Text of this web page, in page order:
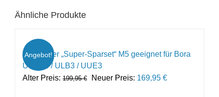
Ähnliche Produkte
Angebot!
Ersatzfilter „Super-Sparset“ M5 geeignet für Bora
UUEF3 / ULB3 / UUE3
Alter Preis: 199,95€
Ursprünglicher
Neuer Preis: 169,95 €Aktueller